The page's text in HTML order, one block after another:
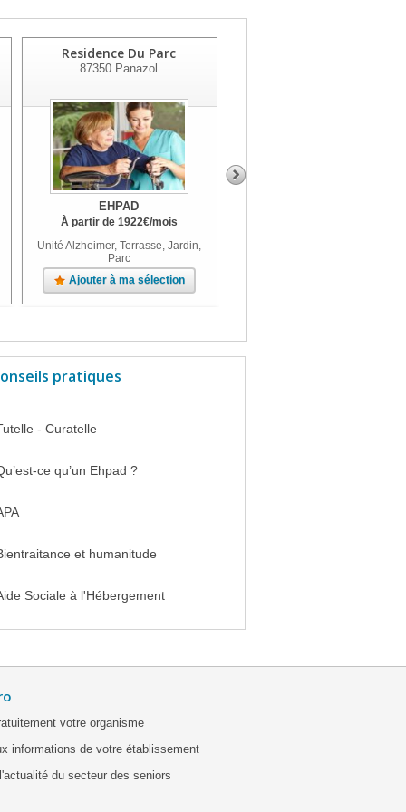
Residence Du Parc
87350 Panazol
EHPAD
À partir de 1922€/mois
Unité Alzheimer, Terrasse, Jardin,
Parc
Ajouter à ma sélection
pratiques
- Curatelle
ce qu’un Ehpad ?
et humanitude
Sociale à l'Hébergement
votre organisme
informations de votre établissement
du secteur des seniors